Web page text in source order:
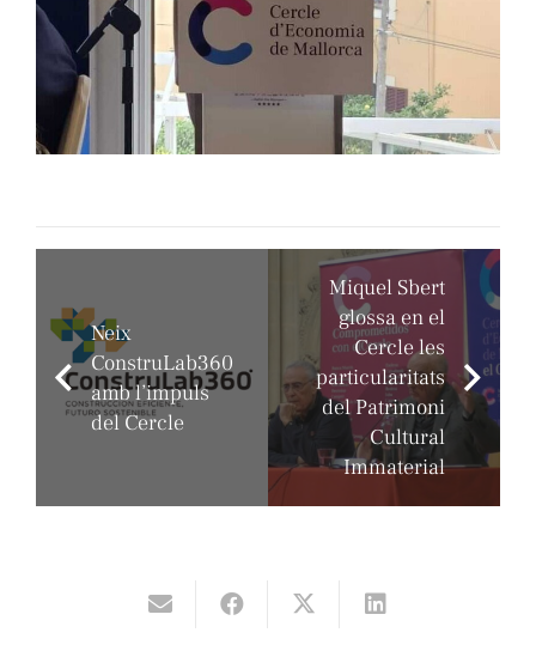
Neix
ConstruLab360
amb l’impuls
del Cercle
Miquel Sbert
glossa en el
Cercle les
particularitats
del Patrimoni
Cultural
Immaterial